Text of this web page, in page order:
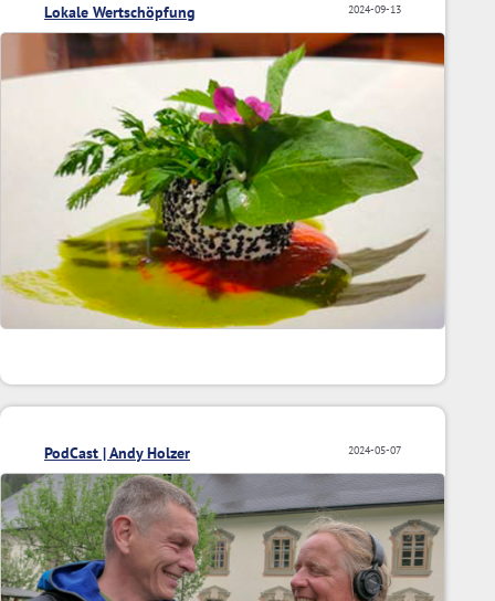
2024-09-13
Lokale Wertschöpfung
2024-05-07
PodCast | Andy Holzer